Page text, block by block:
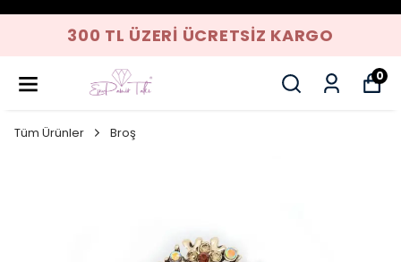
300 TL ÜZERI ÜCRETSIZ KARGO
0
Tüm Ürünler Broş